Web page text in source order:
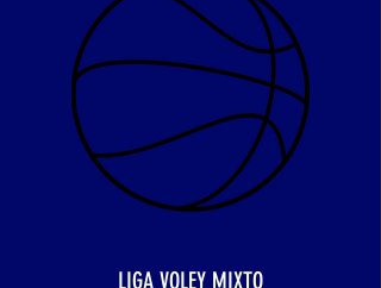
LIGA VOLEY MIXTO